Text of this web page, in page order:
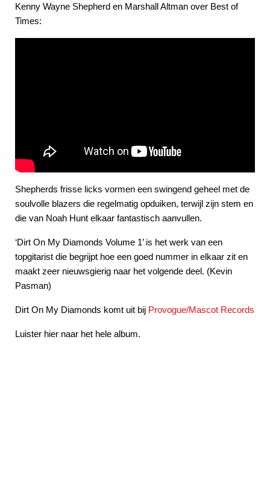
Kenny Wayne Shepherd en Marshall Altman over Best of
Times:
Shepherds frisse licks vormen een swingend geheel met de
soulvolle blazers die regelmatig opduiken, terwijl zijn stem en
die van Noah Hunt elkaar fantastisch aanvullen.
‘Dirt On My Diamonds Volume 1’ is het werk van een
topgitarist die begrijpt hoe een goed nummer in elkaar zit en
maakt zeer nieuwsgierig naar het volgende deel. (Kevin
Pasman)
Dirt On My Diamonds komt uit bij Provogue/Mascot Records
Luister hier naar het hele album.